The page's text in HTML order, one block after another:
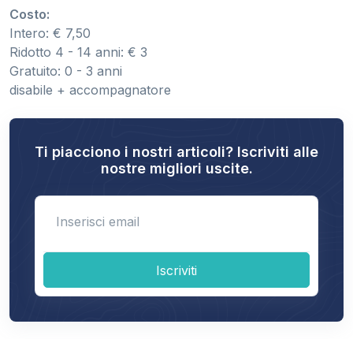
Costo:
Intero: € 7,50
Ridotto 4 - 14 anni: € 3
Gratuito: 0 - 3 anni
disabile + accompagnatore
Ti piacciono i nostri articoli? Iscriviti alle
nostre migliori uscite.
Iscriviti